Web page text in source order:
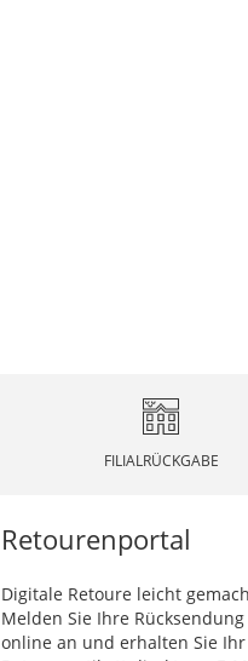
FILIALRÜCKGABE
Retourenportal
Digitale Retoure leicht
Melden Sie Ihre
online an und erhalten Sie Ihr